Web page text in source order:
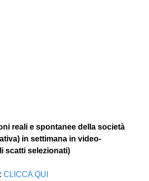
reali e spontanee della società
in settimana in video-
scatti selezionati)
CLICCA QUI